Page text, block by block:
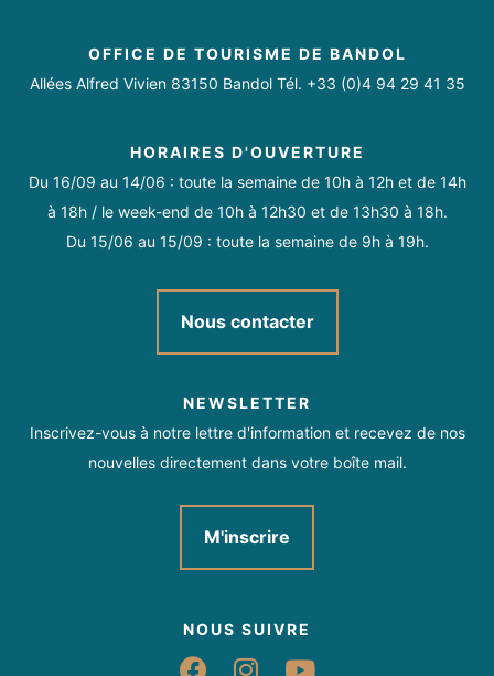
OFFICE DE TOURISME DE BANDOL
Allées Alfred Vivien 83150 Bandol Tél. +33 (0)4 94 29 41 35
HORAIRES D'OUVERTURE
Du 16/09 au 14/06 : toute la semaine de 10h à 12h et de 14h
à 18h / le week-end de 10h à 12h30 et de 13h30 à 18h.
Du 15/06 au 15/09 : toute la semaine de 9h à 19h.
Nous contacter
NEWSLETTER
Inscrivez-vous à notre lettre d'information et recevez de nos
nouvelles directement dans votre boîte mail.
M'inscrire
NOUS SUIVRE